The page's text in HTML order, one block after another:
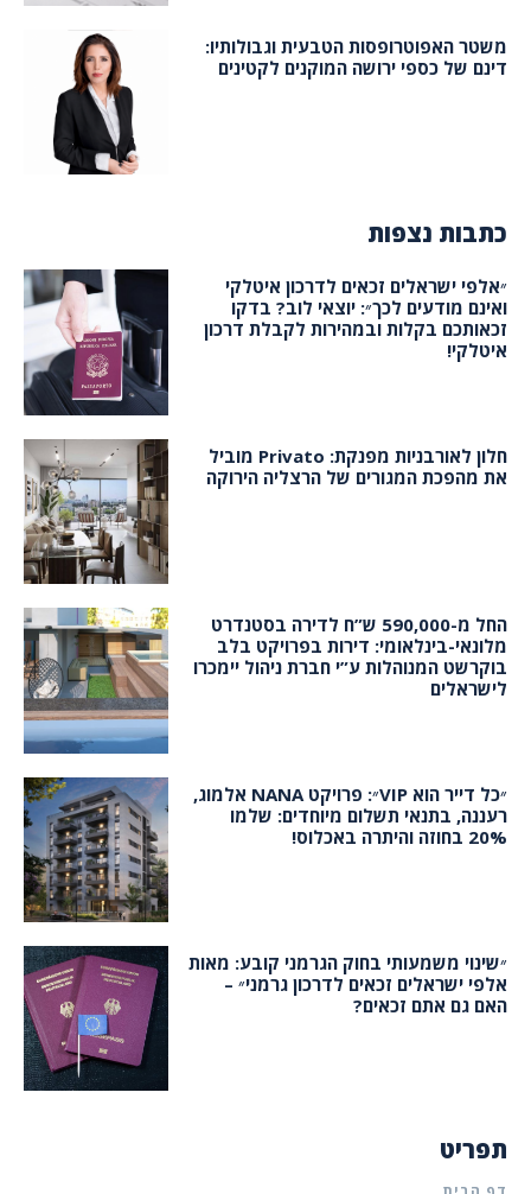
משטר האפוטרופסות הטבעית וגבולותיו:
דינם של כספי ירושה המוקנים לקטינים
כתבות נצפות
״אלפי ישראלים זכאים לדרכון איטלקי
ואינם מודעים לכך״: יוצאי לוב? בדקו
זכאותכם בקלות ובמהירות לקבלת דרכון
איטלקי!
חלון לאורבניות מפנקת: Privato מוביל
את מהפכת המגורים של הרצליה הירוקה
החל מ-590,000 ש”ח לדירה בסטנדרט
מלונאי-בינלאומי: דירות בפרויקט בלב
בוקרשט המנוהלות ע”י חברת ניהול יימכרו
לישראלים
״כל דייר הוא VIP״: פרויקט NANA אלמוג,
רעננה, בתנאי תשלום מיוחדים: שלמו
20% בחוזה והיתרה באכלוס!
״שינוי משמעותי בחוק הגרמני קובע: מאות
אלפי ישראלים זכאים לדרכון גרמני״ –
האם גם אתם זכאים?
תפריט